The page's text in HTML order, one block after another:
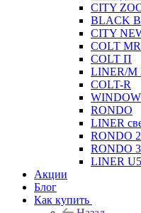
CITY
BLACK
CITY
COLT
COLT П
LINER/М
COLT-R
RONDO
LINER
RONDO
RONDO
LINER
Акции
Блог
Как купить